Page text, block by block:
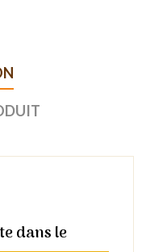
dans le